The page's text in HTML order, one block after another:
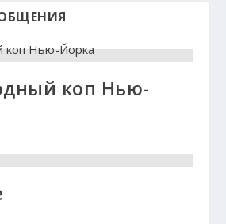
коп Нью-